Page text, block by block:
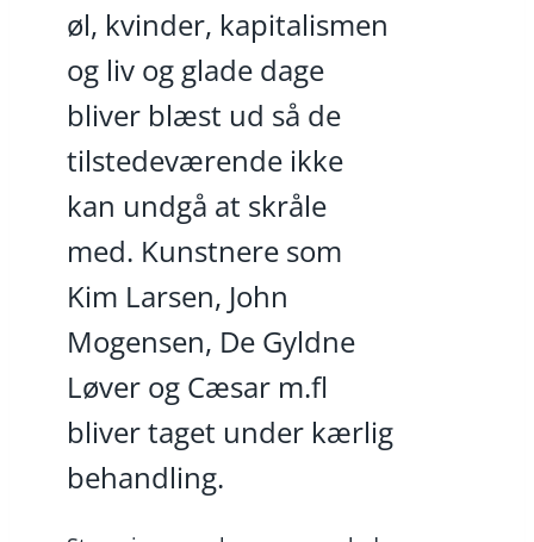
øl, kvinder, kapitalismen
og liv og glade dage
bliver blæst ud så de
tilstedeværende ikke
kan undgå at skråle
med. Kunstnere som
Kim Larsen, John
Mogensen, De Gyldne
Løver og Cæsar m.fl
bliver taget under kærlig
behandling.